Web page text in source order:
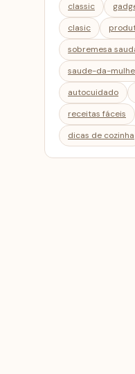
classic
clasic
sobremesa
saude-da-
autocuidado
receitas fáceis
dicas de cozinha